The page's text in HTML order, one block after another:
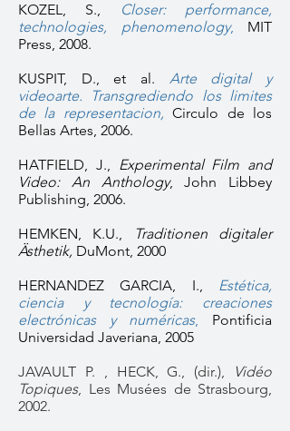
KOZEL, S.,
Closer: performance,
technologies, phenomenology, MIT
Press, 2008.
KUSPIT, D., et al. Arte digital y
videoarte. Transgrediendo los limites
de la representacion,Circulo de los
Bellas Artes, 2006.
HATFIELD, J., Experimental Film and
Video: An Anthology, John Libbey
Publishing, 2006.
HEMKEN, K.U.,
Traditionen digitaler
Ästhetik, DuMont, 2000
HERNANDEZ GARCIA, I., Estética,
ciencia y tecnología: creaciones
electrónicas y numéricas, Pontificia
Universidad Javeriana, 2005
JAVAULT P. , HECK, G., (dir.),
Vidéo
Topiques, Les Musées de Strasbourg,
2002.